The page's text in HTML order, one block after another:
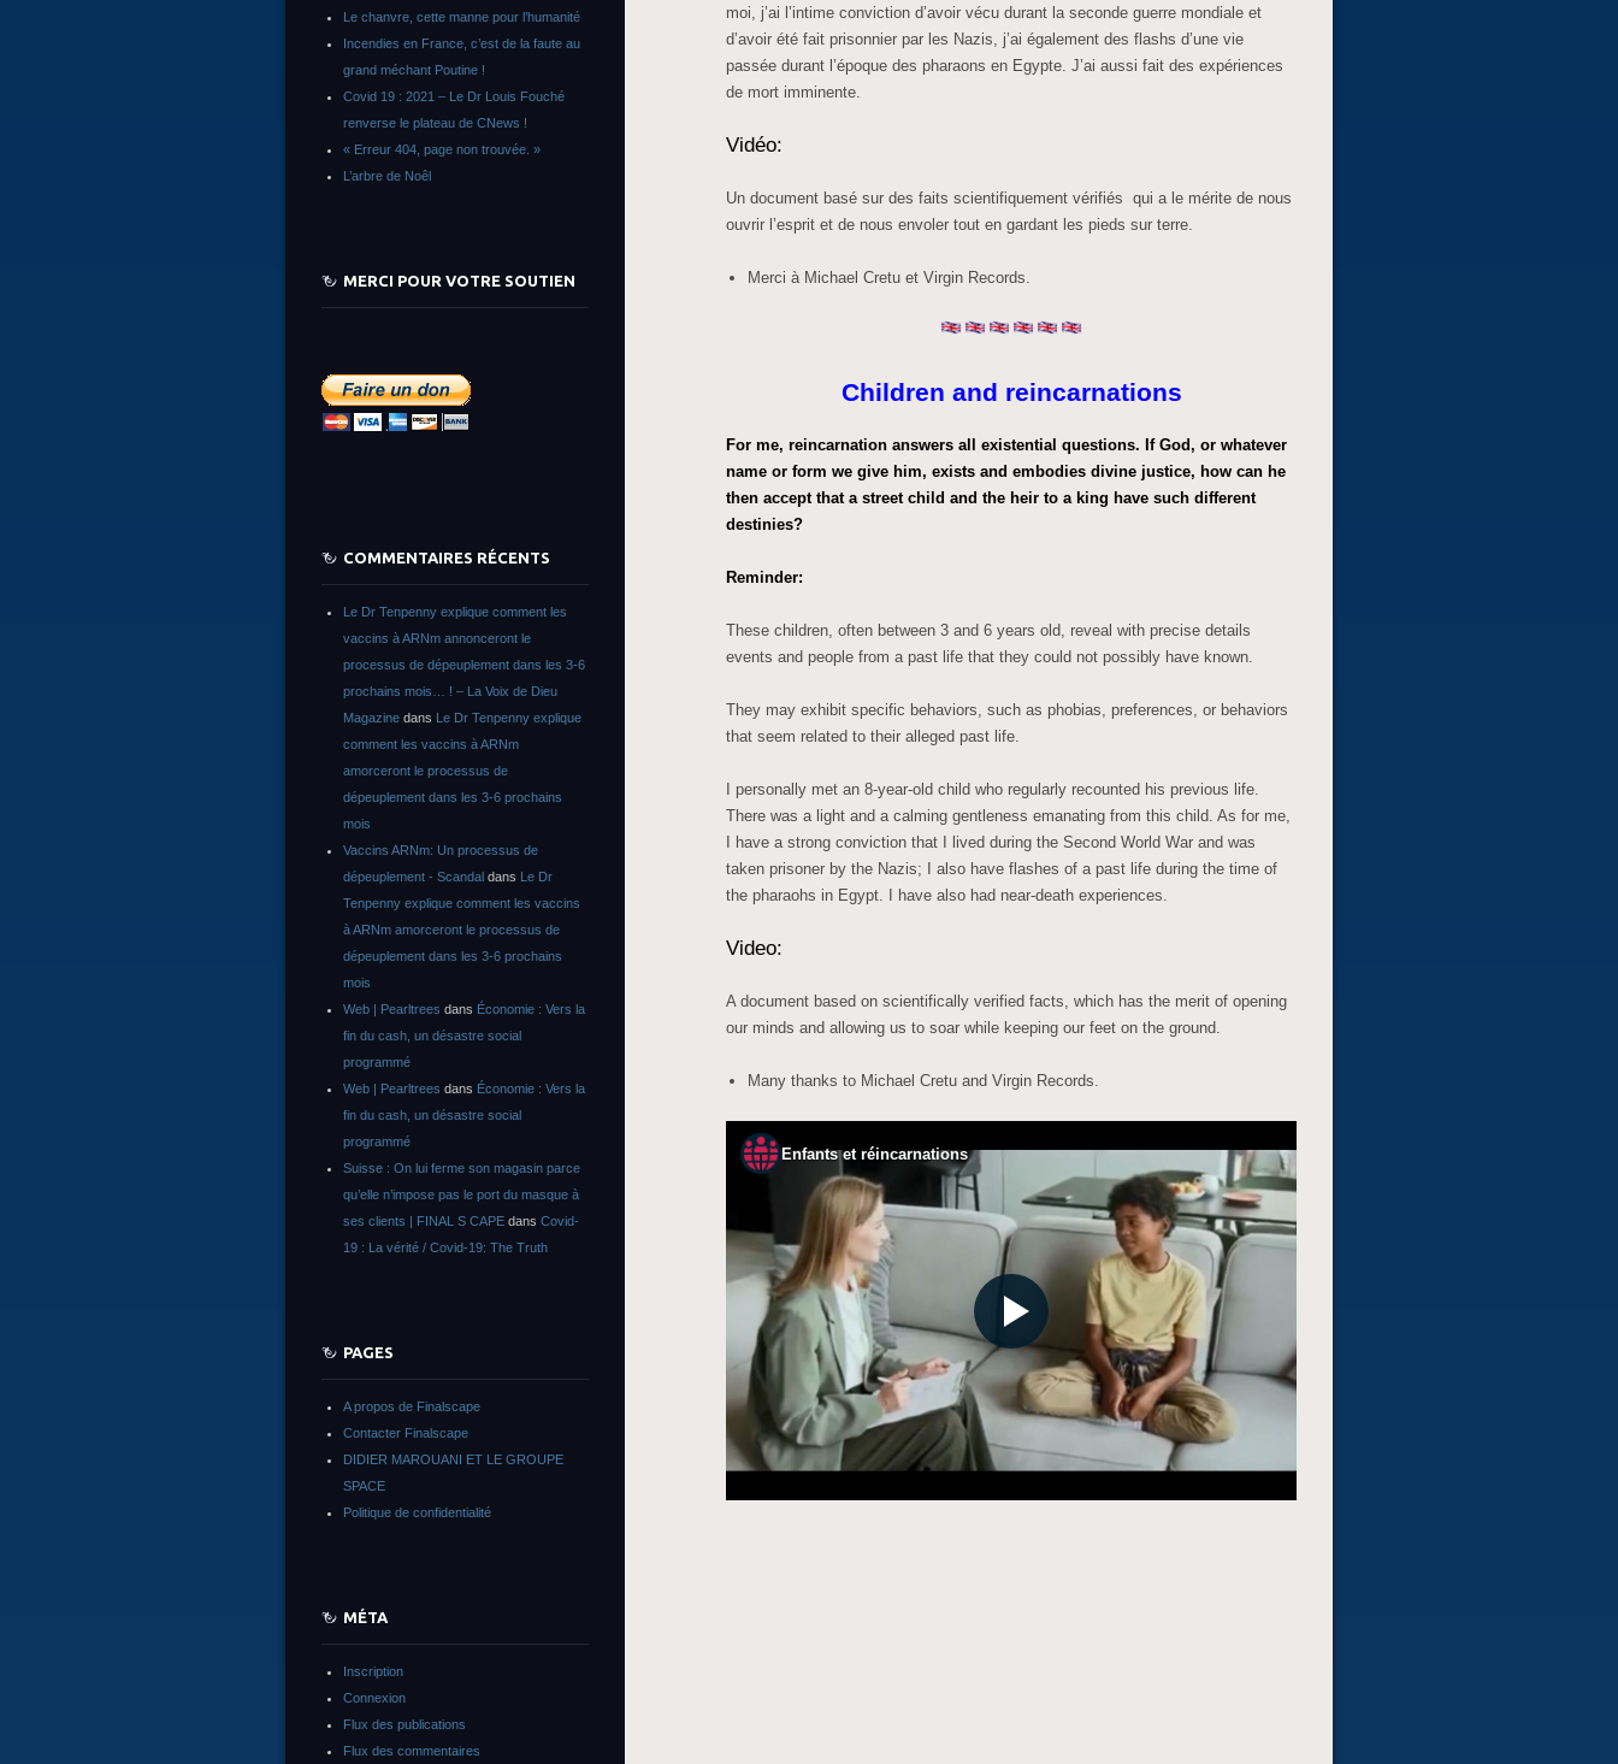
moi, j’ai l’intime conviction d’avoir vécu durant la seconde guerre mondiale et
d’avoir été fait prisonnier par les Nazis, j’ai également des flashs d’une vie
passée durant l’époque des pharaons en Egypte. J’ai aussi fait des expériences
de mort imminente.
Vidéo:
Un document basé sur des faits scientifiquement vérifiés qui a le mérite de nous
ouvrir l’esprit et de nous envoler tout en gardant les pieds sur terre.
Merci à Michael Cretu et Virgin Records.
Children and reincarnations
For me, reincarnation answers all existential questions. If God, or whatever
name or form we give him, exists and embodies divine justice, how can he
then accept that a street child and the heir to a king have such different
destinies?
Reminder:
These children, often between 3 and 6 years old, reveal with precise details
events and people from a past life that they could not possibly have known.
They may exhibit specific behaviors, such as phobias, preferences, or behaviors
that seem related to their alleged past life.
I personally met an 8-year-old child who regularly recounted his previous life.
There was a light and a calming gentleness emanating from this child. As for me,
I have a strong conviction that I lived during the Second World War and was
taken prisoner by the Nazis; I also have flashes of a past life during the time of
the pharaohs in Egypt. I have also had near-death experiences.
Video:
A document based on scientifically verified facts, which has the merit of opening
our minds and allowing us to soar while keeping our feet on the ground.
Many thanks to Michael Cretu and Virgin Records.
Le chanvre, cette manne pour l’humanité
Incendies en France, c’est de la faute au
grand méchant Poutine !
Covid 19 : 2021 – Le Dr Louis Fouché
renverse le plateau de CNews !
« Erreur 404, page non trouvée. »
L’arbre de Noêl
MERCI POUR VOTRE SOUTIEN
COMMENTAIRES RÉCENTS
Le Dr Tenpenny explique comment les
vaccins à ARNm annonceront le
processus de dépeuplement dans les 3-6
prochains mois… ! – La Voix de Dieu
Magazine dans Le Dr Tenpenny explique
comment les vaccins à ARNm
amorceront le processus de
dépeuplement dans les 3-6 prochains
mois
Vaccins ARNm: Un processus de
dépeuplement - Scandal dans Le Dr
Tenpenny explique comment les vaccins
à ARNm amorceront le processus de
dépeuplement dans les 3-6 prochains
mois
Web | Pearltrees dans Économie : Vers la
fin du cash, un désastre social
programmé
Web | Pearltrees dans Économie : Vers la
fin du cash, un désastre social
programmé
Suisse : On lui ferme son magasin parce
qu’elle n’impose pas le port du masque à
ses clients | FINAL S CAPE dans Covid-
19 : La vérité / Covid-19: The Truth
PAGES
A propos de Finalscape
Contacter Finalscape
DIDIER MAROUANI ET LE GROUPE
SPACE
Politique de confidentialité
MÉTA
Inscription
Connexion
Flux des publications
Flux des commentaires